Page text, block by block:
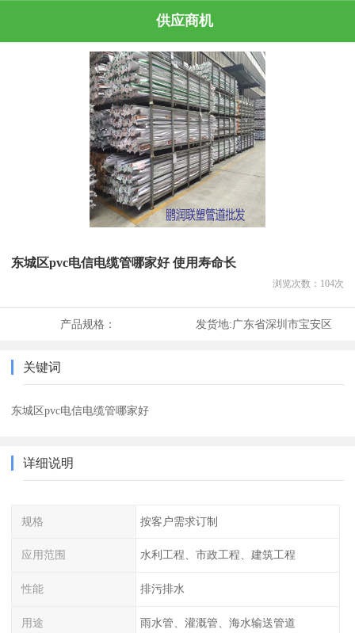
供应商机
东城区pvc电信电缆管哪家好 使用寿命长
浏览次数： 104次
产品规格： 发货地:广东省深圳市宝安区
关键词
东城区pvc电信电缆管哪家好
详细说明
规格 按客户需求订制
应用范围 水利工程、市政工程、建筑工程
性能 排污排水
用途 雨水管、灌溉管、海水输送管道